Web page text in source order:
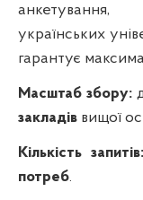
українських
гарантує
Масштаб збору:
закладів вищої
Кількість запитів:
потреб.